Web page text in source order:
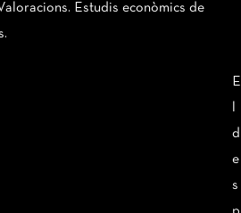
Estudis econòmics de
E
d
e
s